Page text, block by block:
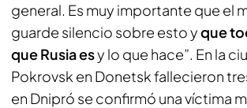
general. Es muy importante que el
guarde silencio sobre esto yque
que Rusia esy lo que hace”. En la
Pokrovsk en Donetsk fallecieron
en Dnipró se confirmó una víctima